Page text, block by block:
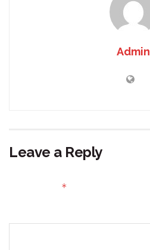
Admin
Leave a Reply
*